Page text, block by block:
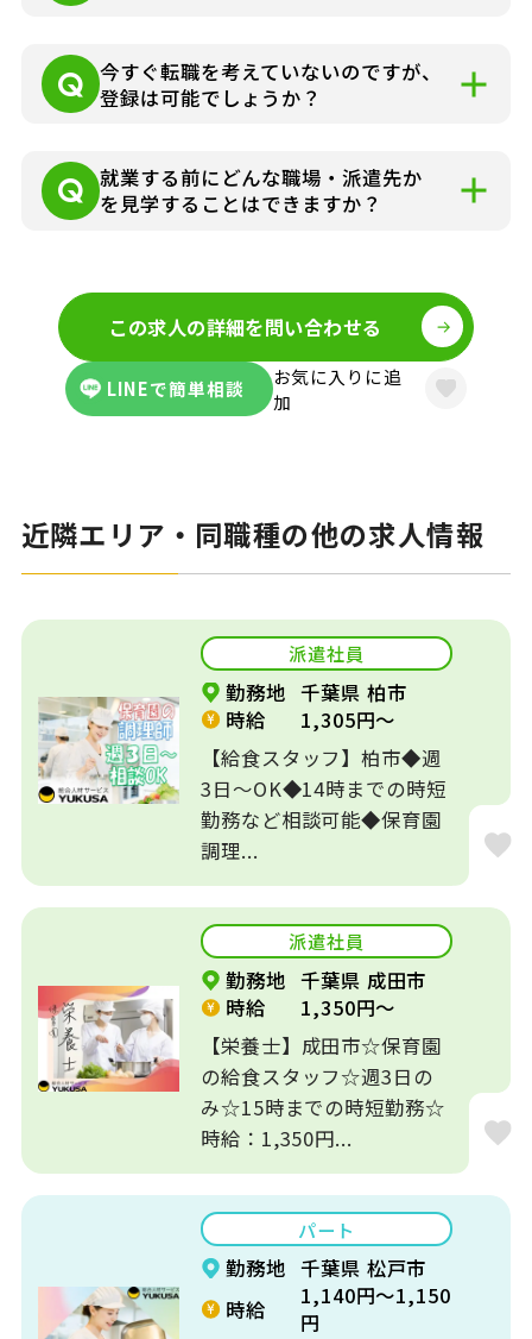
コーディネーターよりお仕事の詳細をお電
話やメールでお知らせいたします。
今すぐ転職を考えていないのですが、
登録は可能でしょうか？
ださい。
就業する前にどんな職場・派遣先か
を見学することはできますか？
し、見学にゆくさ担当者が同行して、派遣
先に伺うことも可能です。
この求人の詳細を問い合わせる
LINEで簡単相談
お気に入りに追
加
近隣エリア・同職種の他の求人情報
派遣社員
勤務地 千葉県 柏市
時給
1,305円～
【給食スタッフ】柏市◆週
3日～OK◆14時までの時短
勤務など相談可能◆保育園
調理...
派遣社員
勤務地 千葉県 成田市
時給
1,350円～
【栄養士】成田市☆保育園
の給食スタッフ☆週3日の
み☆15時までの時短勤務☆
時給：1,350円...
パート
勤務地 千葉県 松戸市
時給
1,140円～1,150
円